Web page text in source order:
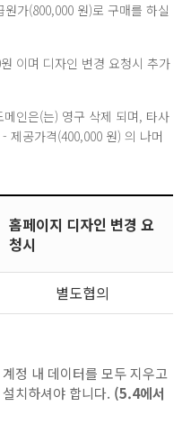
가(800,000 원)로 구매를 하실
이며 디자인 변경 요청시 추가
인은(는) 영구 삭제 되며, 타사
제공가격(400,000 원) 의 나머
홈페이지 디자인 변경 요
청시
별도협의
정 내 데이터를 모두 지우고
치하셔야 합니다. (5.4에서